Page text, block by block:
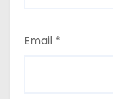
Email *